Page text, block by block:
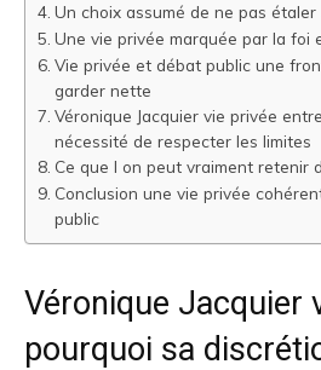
Un choix assumé de ne pas
Une vie privée marquée par la foi
Vie privée et débat public une
garder nette
Véronique Jacquier vie privée
nécessité de respecter les limites
Ce que l on peut vraiment retenir
Conclusion une vie privée
public
Véronique Jacquier
pourquoi sa